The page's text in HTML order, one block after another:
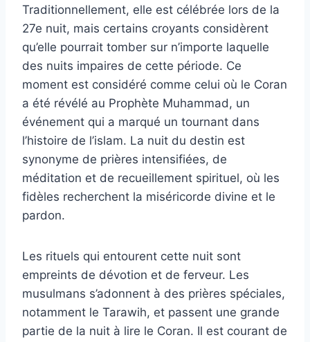
Traditionnellement, elle est célébrée lors de la
27e nuit, mais certains croyants considèrent
qu’elle pourrait tomber sur n’importe laquelle
des nuits impaires de cette période. Ce
moment est considéré comme celui où le Coran
a été révélé au Prophète Muhammad, un
événement qui a marqué un tournant dans
l’histoire de l’islam. La nuit du destin est
synonyme de prières intensifiées, de
méditation et de recueillement spirituel, où les
fidèles recherchent la miséricorde divine et le
pardon.
Les rituels qui entourent cette nuit sont
empreints de dévotion et de ferveur. Les
musulmans s’adonnent à des prières spéciales,
notamment le Tarawih, et passent une grande
partie de la nuit à lire le Coran. Il est courant de